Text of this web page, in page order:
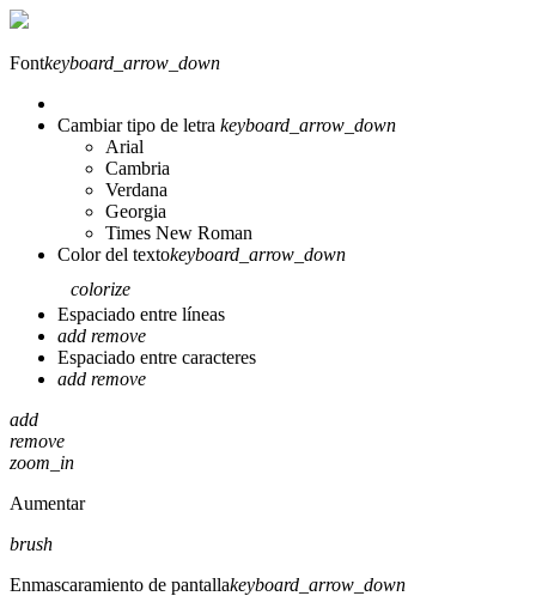
Fontkeyboard_arrow_down
Cambiar tipo de letra keyboard_arrow_down
Arial
Cambria
Verdana
Georgia
Times New Roman
Color del textokeyboard_arrow_down
colorize
Espaciado entre líneas
add remove
Espaciado entre caracteres
add remove
add
remove
zoom_in
Aumentar
brush
Enmascaramiento de pantallakeyboard_arrow_down